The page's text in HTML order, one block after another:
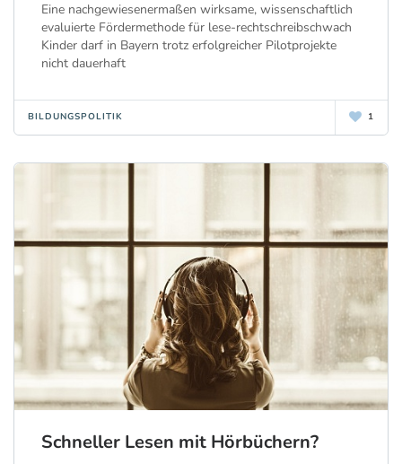
Eine nachgewiesenermaßen wirksame, wissenschaftlich
evaluierte Fördermethode für lese-rechtschreibschwach
Kinder darf in Bayern trotz erfolgreicher Pilotprojekte
nicht dauerhaft
BILDUNGSPOLITIK 1
Schneller Lesen mit Hörbüchern?